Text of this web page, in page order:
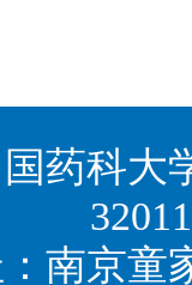
药科大
南京童